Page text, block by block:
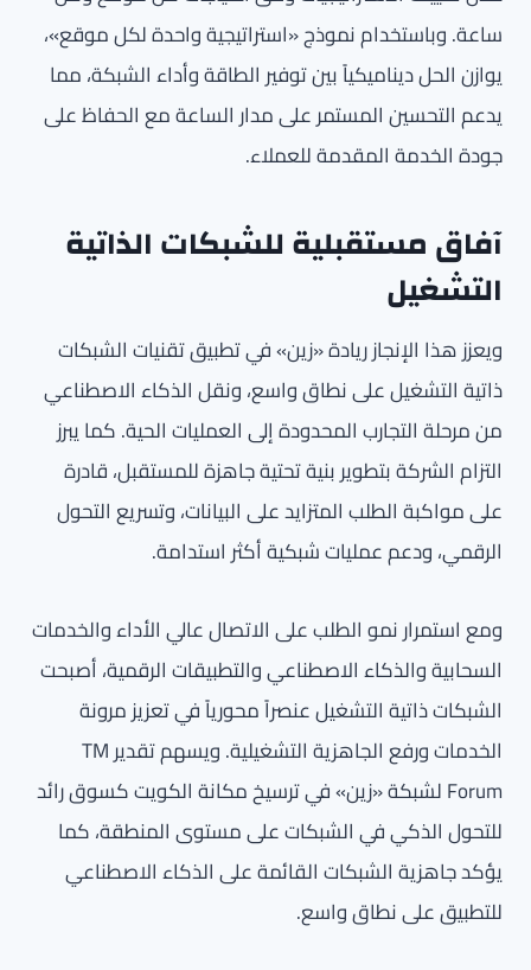
ساعة. وباستخدام نموذج «استراتيجية واحدة لكل موقع»،
يوازن الحل ديناميكياً بين توفير الطاقة وأداء الشبكة، مما
يدعم التحسين المستمر على مدار الساعة مع الحفاظ على
جودة الخدمة المقدمة للعملاء.
آفاق مستقبلية للشبكات الذاتية
التشغيل
ويعزز هذا الإنجاز ريادة «زين» في تطبيق تقنيات الشبكات
ذاتية التشغيل على نطاق واسع، ونقل الذكاء الاصطناعي
من مرحلة التجارب المحدودة إلى العمليات الحية. كما يبرز
التزام الشركة بتطوير بنية تحتية جاهزة للمستقبل، قادرة
على مواكبة الطلب المتزايد على البيانات، وتسريع التحول
الرقمي، ودعم عمليات شبكية أكثر استدامة.
ومع استمرار نمو الطلب على الاتصال عالي الأداء والخدمات
السحابية والذكاء الاصطناعي والتطبيقات الرقمية، أصبحت
الشبكات ذاتية التشغيل عنصراً محورياً في تعزيز مرونة
الخدمات ورفع الجاهزية التشغيلية. ويسهم تقدير TM
Forum لشبكة «زين» في ترسيخ مكانة الكويت كسوق رائد
للتحول الذكي في الشبكات على مستوى المنطقة، كما
يؤكد جاهزية الشبكات القائمة على الذكاء الاصطناعي
للتطبيق على نطاق واسع.